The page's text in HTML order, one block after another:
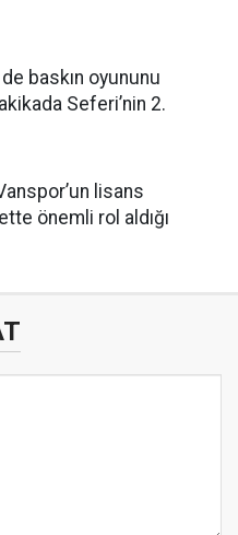
baskın oyununu
Seferi’nin 2.
lisans
önemli rol aldığı